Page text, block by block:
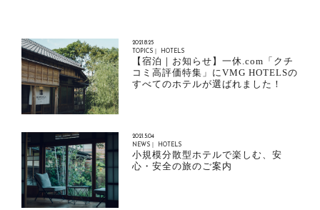
2021.8.25
TOPICS｜ HOTELS
【宿泊｜お知らせ】一休.com「クチ
コミ高評価特集」にVMG HOTELSの
すべてのホテルが選ばれました！
2021.5.04
NEWS｜ HOTELS
小規模分散型ホテルで楽しむ、安
心・安全の旅のご案内